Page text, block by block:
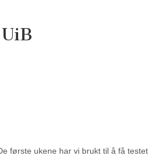
første ukene har vi brukt til å få